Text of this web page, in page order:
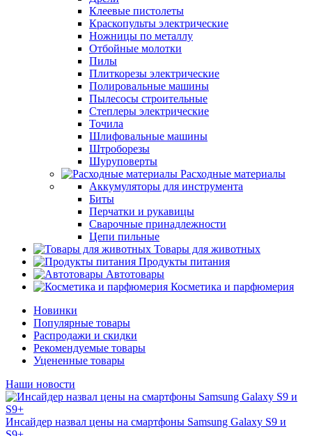
Клеевые пистолеты
Краскопульты электрические
Ножницы по металлу
Отбойные молотки
Пилы
Плиткорезы электрические
Полировальные машины
Пылесосы строительные
Степлеры электрические
Точила
Шлифовальные машины
Штроборезы
Шуруповерты
Расходные материалы
Аккумуляторы для инструмента
Биты
Перчатки и рукавицы
Сварочные принадлежности
Цепи пильные
Товары для животных
Продукты питания
Автотовары
Косметика и парфюмерия
Новинки
Популярные товары
Распродажи и скидки
Рекомендуемые товары
Уцененные товары
Наши новости
Инсайдер назвал цены на смартфоны Samsung Galaxy S9 и